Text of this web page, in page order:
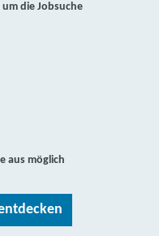
die Jobsuche
aus möglich